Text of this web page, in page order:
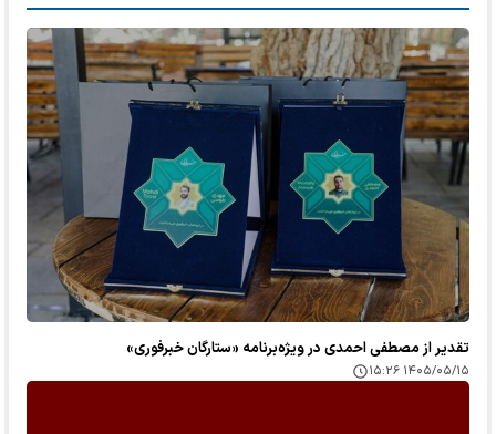
تقدیر از مصطفی احمدی در ویژه‌برنامه «ستارگان خبرفوری»
۱۴۰۵/۰۵/۱۵ ۱۵:۲۶